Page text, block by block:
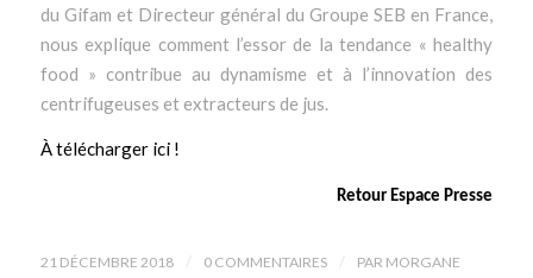
du Gifam et Directeur général du Groupe SEB en France,
nous explique comment l’essor de la tendance « healthy
food » contribue au dynamisme et à l’innovation des
centrifugeuses et extracteurs de jus.
À télécharger ici !
Retour Espace Presse
21 DÉCEMBRE 2018 0 COMMENTAIRES PAR MORGANE